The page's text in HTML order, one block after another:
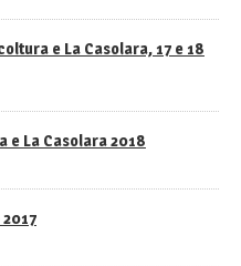
e La Casolara, 17 e 18
e La Casolara 2018